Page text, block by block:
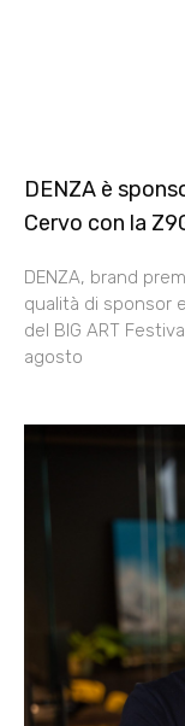
DENZA è
Cervo con la
DENZA, brand
qualità di sponsor
del BIG ART
agosto